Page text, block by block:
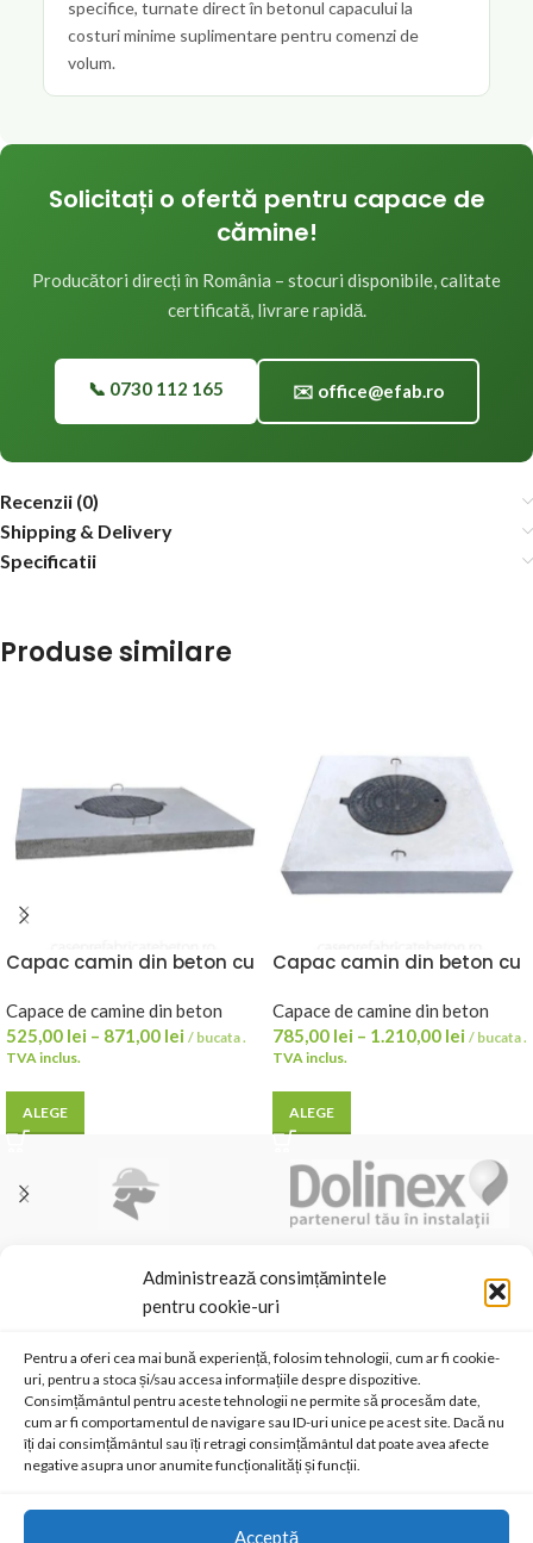
Administrează consimțămintele
pentru cookie-uri
Pentru a oferi cea mai bună experiență, folosim tehnologii, cum ar fi cookie-
uri, pentru a stoca și/sau accesa informațiile despre dispozitive.
Consimțământul pentru aceste tehnologii ne permite să procesăm date,
cum ar fi comportamentul de navigare sau ID-uri unice pe acest site. Dacă nu
îți dai consimțământul sau îți retragi consimțământul dat poate avea afecte
negative asupra unor anumite funcționalități și funcții.
Acceptă
specifice, turnate direct în betonul capacului la
costuri minime suplimentare pentru comenzi de
volum.
Solicitați o ofertă pentru capace de
cămine!
Producători direcți în România – stocuri disponibile, calitate
certificată, livrare rapidă.
📞 0730 112 165 ✉️ office@efab.ro
Recenzii (0)
Shipping & Delivery
Specificatii
Produse similare
Capac camin din beton cu
tone – diverse marimi
Capace de camine din beton
525,00 lei – 871,00 lei / bucata .
TVA inclus.
ALEGE
Capac camin din beton cu
– diverse marimi
Capace de camine din beton
785,00 lei – 1.210,00 lei / bucata .
TVA inclus.
ALEGE
Str. Dimitrie Leonida 64 Cod 610179 Piatra Neamt, judetul Neamt
Cod Unic de Înregistrare: RO14287138
Email contact@efab.ro
BANCA ROMANA DE DEZVOLTARE
RO11BRDE280SV02912902800